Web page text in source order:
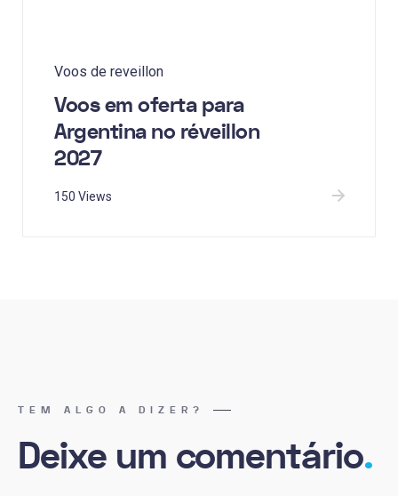
Voos de reveillon
Voos em oferta para
Argentina no réveillon
2027
150 Views
TEM ALGO A DIZER?
Deixe um comentário.